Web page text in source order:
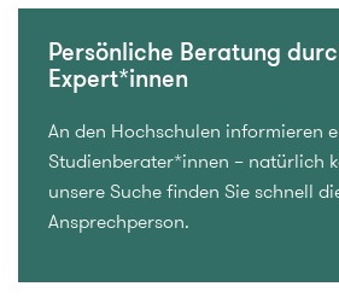
Persönliche Beratung
Expert*innen
An den Hochschulen informieren
Studienberater*innen – natürlich
unsere Suche finden Sie schnell
Ansprechperson.